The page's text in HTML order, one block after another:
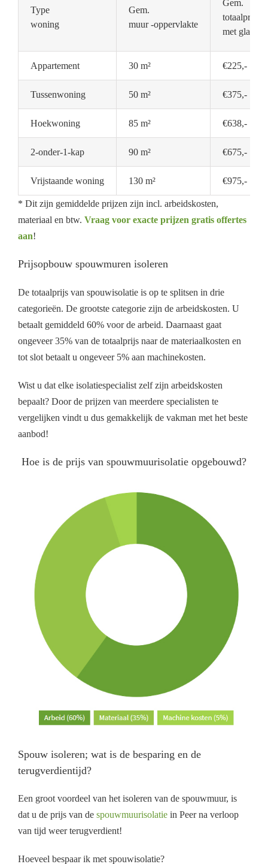
Type
woning
Gem.
muur -oppervlakte
Gem.
totaalprijs
met
Appartement 30 m² €225,-
Tussenwoning 50 m² €375,-
Hoekwoning 85 m² €638,-
2-onder-1-kap 90 m² €675,-
Vrijstaande woning 130 m² €975,-
* Dit zijn gemiddelde prijzen zijn incl. arbeidskosten,
materiaal en btw. Vraag voor exacte prijzen gratis offertes
aan!
Prijsopbouw spouwmuren isoleren
De totaalprijs van spouwisolatie is op te splitsen in drie
categorieën. De grootste categorie zijn de arbeidskosten. U
betaalt gemiddeld 60% voor de arbeid. Daarnaast gaat
ongeveer 35% van de totaalprijs naar de materiaalkosten en
tot slot betaalt u ongeveer 5% aan machinekosten.
Wist u dat elke isolatiespecialist zelf zijn arbeidskosten
bepaalt? Door de prijzen van meerdere specialisten te
vergelijken vindt u dus gemakkelijk de vakman met het beste
aanbod!
Hoe is de prijs van spouwmuurisolatie opgebouwd?
Spouw isoleren; wat is de besparing en de
terugverdientijd?
Een groot voordeel van het isoleren van de spouwmuur, is
dat u de prijs van de spouwmuurisolatie in Peer na verloop
van tijd weer terugverdient!
Hoeveel bespaar ik met spouwisolatie?